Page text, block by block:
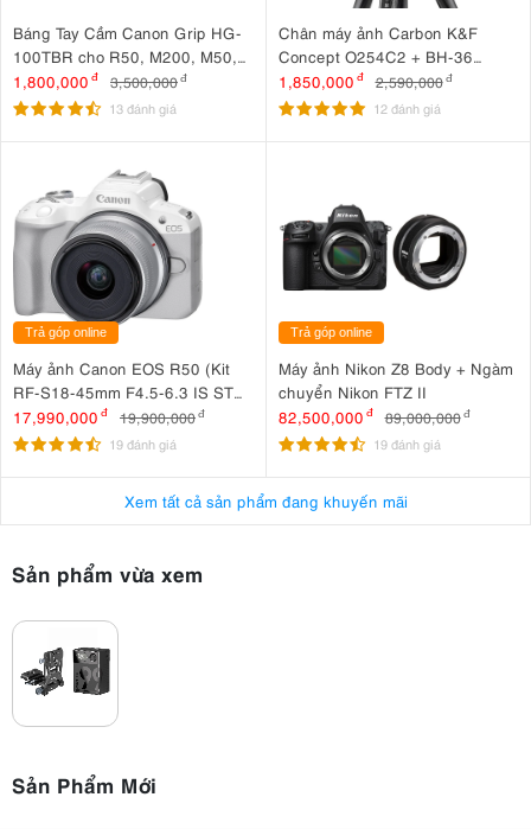
Báng Tay Cầm Canon Grip HG-
100TBR cho R50, M200, M50,
G7 X Mark III, G5 X Mark II
1,800,000 đ 3,500,000đ
13 đánh giá
Chân máy ảnh Carbon K&F
Concept O254C2 + BH-36
KF09.123
1,850,000 đ 2,590,000 đ
12 đánh giá
Trả góp online
Máy ảnh Canon EOS R50 (Kit
RF-S18-45mm F4.5-6.3 IS STM
Trắng)
17,990,000 đ 19,900,000đ
19 đánh giá
Trả góp online
Máy ảnh Nikon Z8 Body + Ngàm
chuyển Nikon FTZ II
82,500,000 đ 89,000,000 đ
19 đánh giá
Xem tất cả sản phẩm đang khuyến mãi
Sản phẩm vừa xem
Sản Phẩm Mới